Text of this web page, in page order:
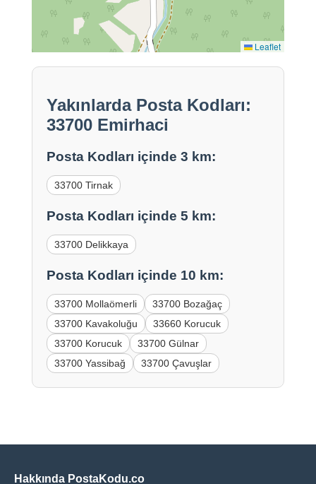
Leaflet
Yakınlarda Posta Kodları:
33700 Emirhaci
Posta Kodları içinde 3 km:
33700 Tirnak
Posta Kodları içinde 5 km:
33700 Delikkaya
Posta Kodları içinde 10 km:
33700 Mollaömerli
33700 Bozağaç
33700 Kavakoluğu
33660 Korucuk
33700 Korucuk
33700 Gülnar
33700 Yassibağ
33700 Çavuşlar
Hakkında PostaKodu.co